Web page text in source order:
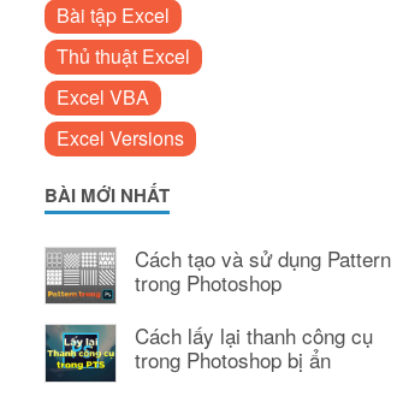
Bài tập Excel
Thủ thuật Excel
Excel VBA
Excel Versions
BÀI MỚI NHẤT
Cách tạo và sử dụng Pattern
trong Photoshop
Cách lấy lại thanh công cụ
trong Photoshop bị ẩn